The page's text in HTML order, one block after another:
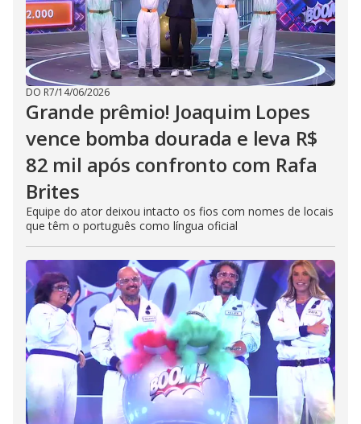
DO R7/14/06/2026
Grande prêmio! Joaquim Lopes
vence bomba dourada e leva R$
82 mil após confronto com Rafa
Brites
Equipe do ator deixou intacto os fios com nomes de locais
que têm o português como língua oficial